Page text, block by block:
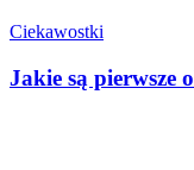
Ciekawostki
Jakie są pierwsze